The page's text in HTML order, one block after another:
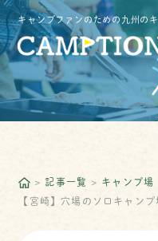
キャンプファンのための九州の
記事一覧
キャンプ場
【宮崎】穴場のソロキャンプ